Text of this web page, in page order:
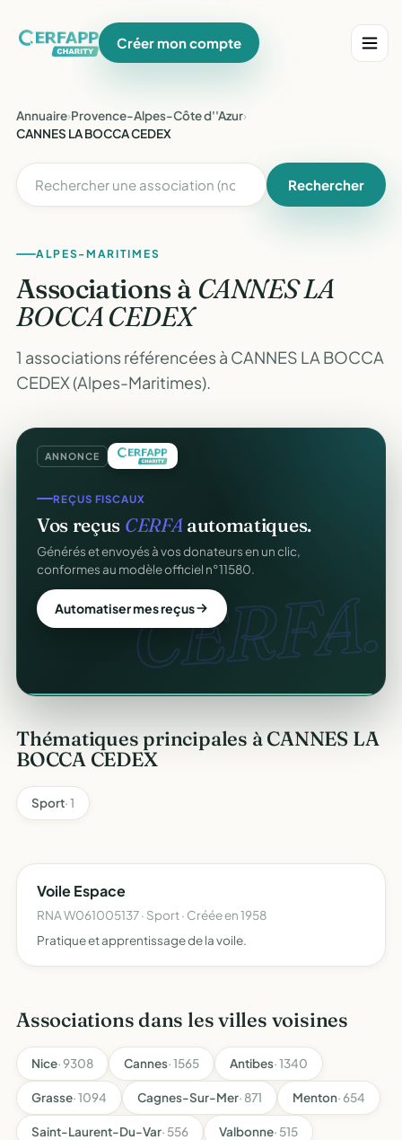
Créer mon compte
Annuaire›Provence-Alpes-Côte d''Azur›
CANNES LA BOCCA CEDEX
Rechercher
ALPES-MARITIMES
Associations à CANNES LA
BOCCA CEDEX
1 associations référencées à CANNES LA BOCCA
CEDEX (Alpes-Maritimes).
ANNONCE
CERFA.
REÇUS FISCAUX
Vos reçus CERFAautomatiques.
Générés et envoyés à vos donateurs en un clic,
conformes au modèle officiel n°11580.
Automatiser mes reçus
COLLECTE DE DONS
Collectez des donsen ligne.
Campagnes, paiement sécurisé, reçu fiscal instantané
pour chaque donateur. 100 % gratuit.
Lancer ma collecte
Thématiques principales à CANNES LA
BOCCA CEDEX
Sport· 1
Voile Espace
RNA W061005137 · Sport · Créée en 1958
Pratique et apprentissage de la voile.
Associations dans les villes voisines
Nice· 9308 Cannes· 1565 Antibes· 1340
Grasse· 1094 Cagnes-Sur-Mer· 871 Menton· 654
Saint-Laurent-Du-Var· 556 Valbonne· 515